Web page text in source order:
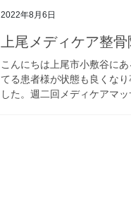
2022年8月6日
上尾メディケア整
こんにちは上尾市小敷谷に
てる患者様が状態も良くな
した。週二回メディケアマ